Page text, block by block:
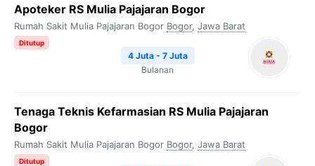
Apoteker RS Mulia Pajajaran Bogor
Rumah Sakit Mulia Pajajaran Bogor Bogor, Jawa Barat
Ditutup
4 Juta - 7 Juta
Bulanan
Tenaga Teknis Kefarmasian RS Mulia Pajajaran
Bogor
Rumah Sakit Mulia Pajajaran Bogor Bogor, Jawa Barat
Ditutup